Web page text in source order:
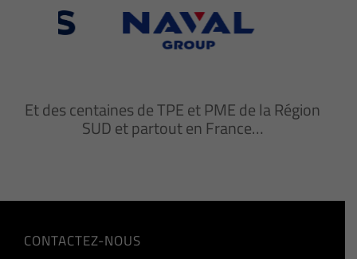
Et des centaines de TPE et PME de la Région
SUD et partout en France…
CONTACTEZ-NOUS